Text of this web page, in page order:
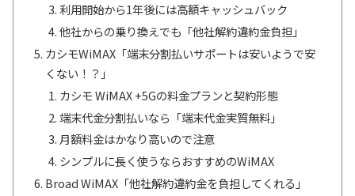
利用開始から1年後には高額キャッシュバック
他社からの乗り換えでも「他社解約違約金負担」
カシモWiMAX「端末分割払いサポートは安いようで安
くない！？」
カシモ WiMAX +5Gの料金プランと契約形態
端末代金分割払いなら「端末代金実質無料」
月額料金はかなり高いので注意
シンプルに長く使うならおすすめのWiMAX
Broad WiMAX「他社解約違約金を負担してくれる」